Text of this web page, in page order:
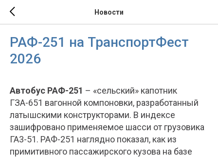
Новости
РАФ-251 на ТранспортФест
2026
Автобус РАФ-251 – «сельский» капотник
ГЗА-651 вагонной компоновки, разработанный
латышскими конструкторами. В индексе
зашифровано применяемое шасси от грузовика
ГА3-51. РАФ-251 наглядно показал, как из
примитивного пассажирского кузова на базе